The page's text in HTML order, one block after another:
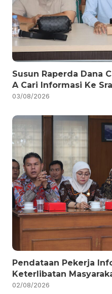
Susun Raperda Dana
A Cari Informasi Ke
03/08/2026
Pendataan Pekerja
Keterlibatan
02/08/2026